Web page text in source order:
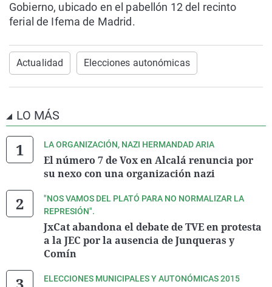
Gobierno, ubicado en el pabellón 12 del recinto
ferial de Ifema de Madrid.
Actualidad Elecciones autonómicas
LO MÁS
LA ORGANIZACIÓN, NAZI HERMANDAD ARIA
El número 7 de Vox en Alcalá renuncia por
su nexo con una organización nazi
"NOS VAMOS DEL PLATÓ PARA NO NORMALIZAR LA
REPRESIÓN".
JxCat abandona el debate de TVE en protesta
a la JEC por la ausencia de Junqueras y
Comín
ELECCIONES MUNICIPALES Y AUTONÓMICAS 2015